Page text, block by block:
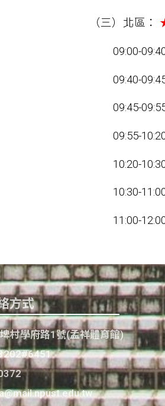
（三）北區：
09:00-
09:40-
09:45-
09:55-
10:20-
10:30-
11:00-
方式
村學府路1號(孟祥體育館)